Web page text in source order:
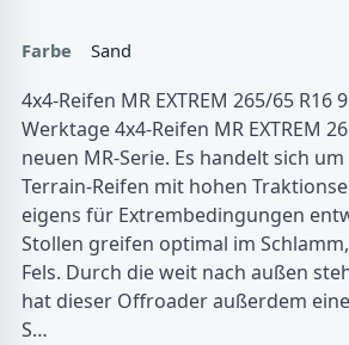
Farbe Sand
4x4-Reifen MR EXTREM 265/65 R16
Werktage 4x4-Reifen MR EXTREM
neuen MR-Serie. Es handelt sich
Terrain-Reifen mit hohen
eigens für Extrembedingungen
Stollen greifen optimal im
Fels. Durch die weit nach außen
hat dieser Offroader außerdem
S…